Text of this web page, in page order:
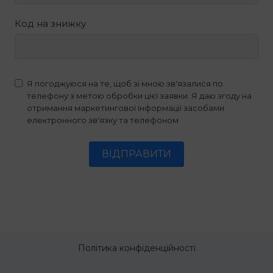
Код на знижку
Я погоджуюся на те, щоб зі мною зв'язалися по
телефону з метою обробки цієї заявки. Я даю згоду на
отримання маркетингової інформації засобами
електронного зв'язку та телефоном
ВІДПРАВИТИ
Політика конфіденційності